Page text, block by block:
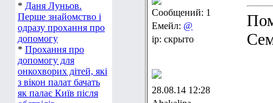
* Даня Луньов.
Перше знайомство і
одразу прохання про
допомогу
* Прохання про
допомогу для
онкохворих дітей, які
з вікон палат бачать
як палає Київ після
Сообщений: 1
Емейл: @
ip: скрыто
28.08.14 12:28